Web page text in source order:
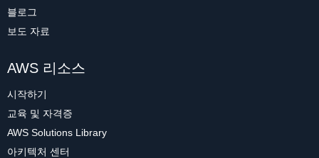
블로그
보도 자료
AWS 리소스
시작하기
교육 및 자격증
AWS Solutions Library
아키텍처 센터